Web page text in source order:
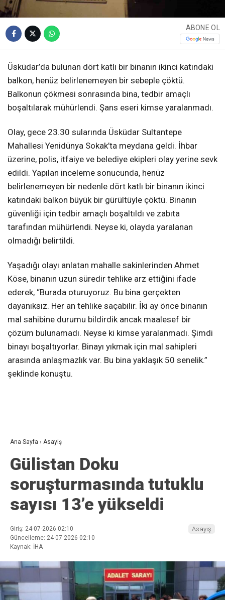
ABONE OL
Üsküdar’da bulunan dört katlı bir binanın ikinci katındaki
balkon, henüz belirlenemeyen bir sebeple çöktü.
Balkonun çökmesi sonrasında bina, tedbir amaçlı
boşaltılarak mühürlendi. Şans eseri kimse yaralanmadı.
Olay, gece 23.30 sularında Üsküdar Sultantepe
Mahallesi Yenidünya Sokak’ta meydana geldi. İhbar
üzerine, polis, itfaiye ve belediye ekipleri olay yerine sevk
edildi. Yapılan inceleme sonucunda, henüz
belirlenemeyen bir nedenle dört katlı bir binanın ikinci
katındaki balkon büyük bir gürültüyle çöktü. Binanın
güvenliği için tedbir amaçlı boşaltıldı ve zabıta
tarafından mühürlendi. Neyse ki, olayda yaralanan
olmadığı belirtildi.
Yaşadığı olayı anlatan mahalle sakinlerinden Ahmet
Köse, binanın uzun süredir tehlike arz ettiğini ifade
ederek, “Burada oturuyoruz. Bu bina gerçekten
dayanıksız. Her an tehlike saçabilir. İki ay önce binanın
mal sahibine durumu bildirdik ancak maalesef bir
çözüm bulunamadı. Neyse ki kimse yaralanmadı. Şimdi
binayı boşaltıyorlar. Binayı yıkmak için mal sahipleri
arasında anlaşmazlık var. Bu bina yaklaşık 50 senelik.”
şeklinde konuştu.
Ana Sayfa › Asayiş
Gülistan Doku
soruşturmasında tutuklu
sayısı 13’e yükseldi
Giriş: 24-07-2026 02:10
Güncelleme: 24-07-2026 02:10
Kaynak: İHA
Asayiş